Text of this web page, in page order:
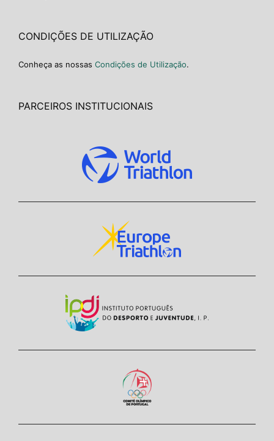
CONDIÇÕES DE UTILIZAÇÃO
Conheça as nossas Condições de Utilização.
PARCEIROS INSTITUCIONAIS